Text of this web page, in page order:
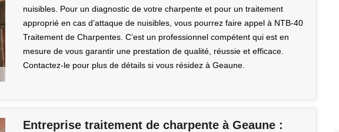
nuisibles. Pour un diagnostic de votre charpente et pour un traitement
approprié en cas d’attaque de nuisibles, vous pourrez faire appel à NTB-40
Traitement de Charpentes. C’est un professionnel compétent qui est en
mesure de vous garantir une prestation de qualité, réussie et efficace.
Contactez-le pour plus de détails si vous résidez à Geaune.
Entreprise traitement de charpente à Geaune :